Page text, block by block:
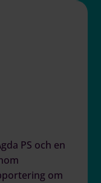
PS och en
om